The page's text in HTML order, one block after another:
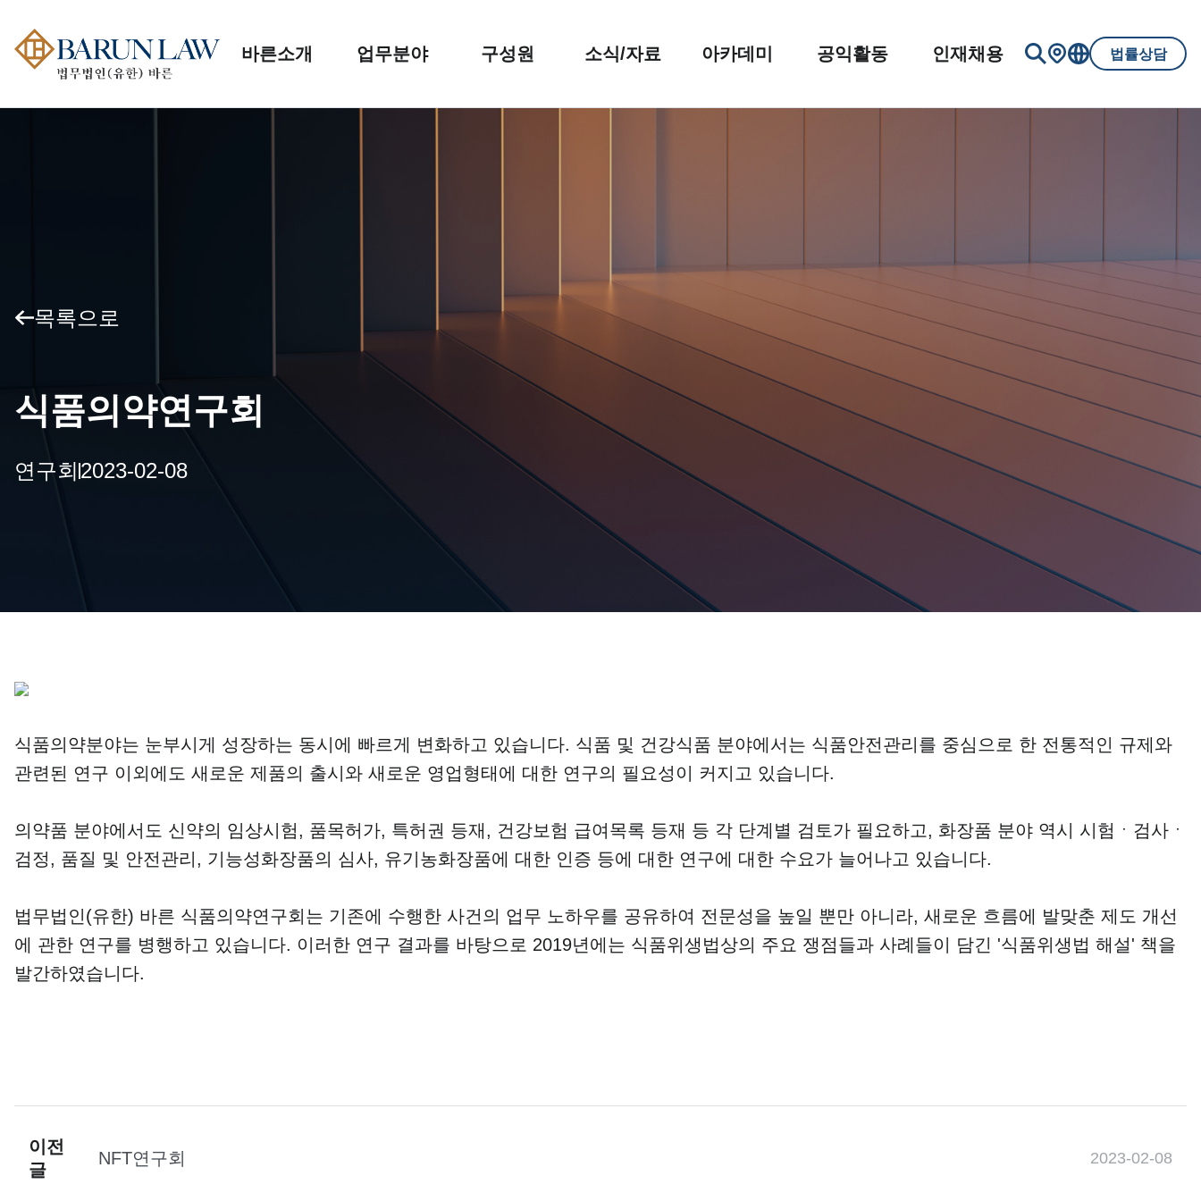
바른소개 업무분야 구성원 소식/자료 아카데미 공익활동 인재채용 법률상담
목록으로
식품의약연구회
연구회 2023-02-08
식품의약분야는 눈부시게 성장하는 동시에 빠르게 변화하고 있습니다. 식품 및 건강식품 분야에서는 식품안전관리를 중심으로 한 전통적인 규제와
관련된 연구 이외에도 새로운 제품의 출시와 새로운 영업형태에 대한 연구의 필요성이 커지고 있습니다.
의약품 분야에서도 신약의 임상시험, 품목허가, 특허권 등재, 건강보험 급여목록 등재 등 각 단계별 검토가 필요하고, 화장품 분야 역시 시험ㆍ검사ㆍ
검정, 품질 및 안전관리, 기능성화장품의 심사, 유기농화장품에 대한 인증 등에 대한 연구에 대한 수요가 늘어나고 있습니다.
법무법인(유한) 바른 식품의약연구회는 기존에 수행한 사건의 업무 노하우를 공유하여 전문성을 높일 뿐만 아니라, 새로운 흐름에 발맞춘 제도 개선
에 관한 연구를 병행하고 있습니다. 이러한 연구 결과를 바탕으로 2019년에는 식품위생법상의 주요 쟁점들과 사례들이 담긴 '식품위생법 해설' 책을
발간하였습니다.
이전
글
NFT연구회 2023-02-08